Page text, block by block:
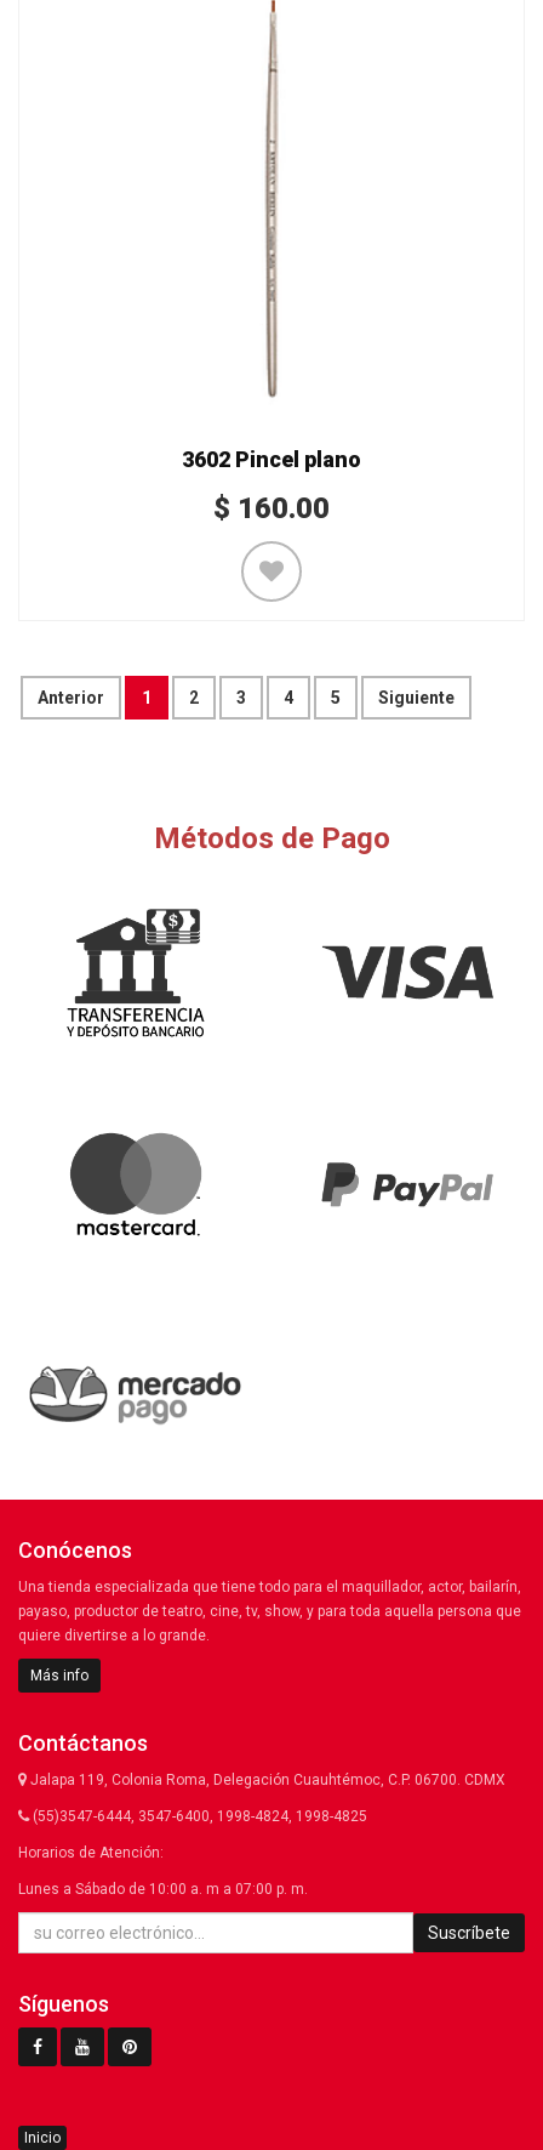
3602 Pincel plano
$ 160.00
Anterior 1 2 3 4 5 Siguiente
Métodos de Pago
Conócenos
Una tienda especializada que tiene todo para el maquillador, actor, bailarín,
payaso, productor de teatro, cine, tv, show, y para toda aquella persona que
quiere divertirse a lo grande.
Más info
Contáctanos
Jalapa 119, Colonia Roma, Delegación Cuauhtémoc, C.P. 06700. CDMX
(55)3547-6444, 3547-6400, 1998-4824, 1998-4825
Horarios de Atención:
Lunes a Sábado de 10:00 a. m a 07:00 p. m.
Suscríbete
Síguenos
Inicio